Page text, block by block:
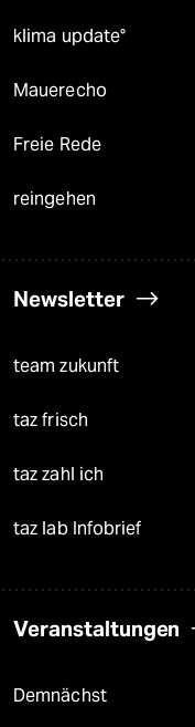
klima update°
Mauerecho
Freie Rede
reingehen
Newsletter
team zukunft
taz frisch
taz zahl ich
taz lab Infobrief
Veranstaltungen
Demnächst